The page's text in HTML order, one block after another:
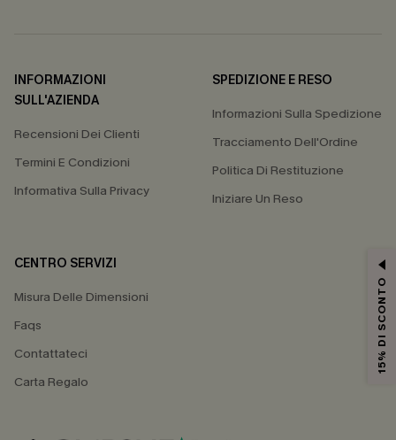
INFORMAZIONI
SULL'AZIENDA
Recensioni Dei Clienti
Termini E Condizioni
Informativa Sulla Privacy
SPEDIZIONE E RESO
Informazioni Sulla Spedizione
Tracciamento Dell'Ordine
Politica Di Restituzione
Iniziare Un Reso
CENTRO SERVIZI
Misura Delle Dimensioni
Faqs
Contattateci
Carta Regalo
15% DI SCONTO